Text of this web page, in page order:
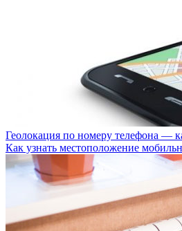
Геолокация по номеру телефона —
Как узнать местоположение